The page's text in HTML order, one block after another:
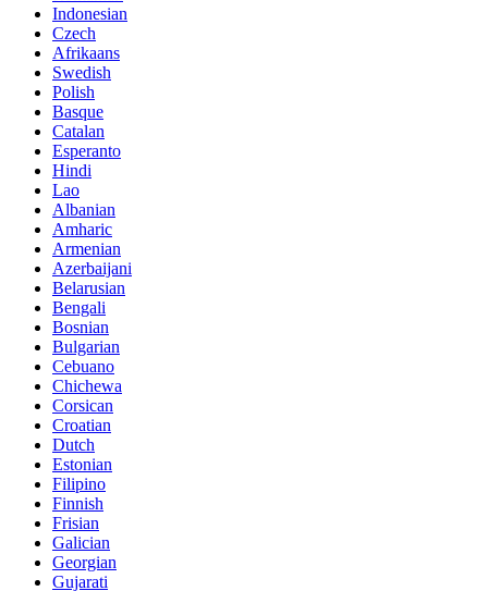
Indonesian
Czech
Afrikaans
Swedish
Polish
Basque
Catalan
Esperanto
Hindi
Lao
Albanian
Amharic
Armenian
Azerbaijani
Belarusian
Bengali
Bosnian
Bulgarian
Cebuano
Chichewa
Corsican
Croatian
Dutch
Estonian
Filipino
Finnish
Frisian
Galician
Georgian
Gujarati